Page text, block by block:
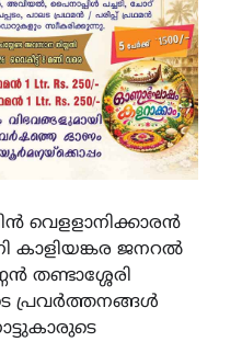
വെളളാനിക്കാരൻ
കാളിയങ്കര ജനറൽ
പ്രവർത്തനങ്ങൾ